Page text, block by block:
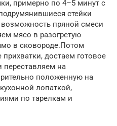
примерно по 4–5 минут с
стейки
пряной смеси
мясо в разогретую
в сковороде.Потом
достаем готовое
на
положенную на
лопаткой,
по тарелкам и